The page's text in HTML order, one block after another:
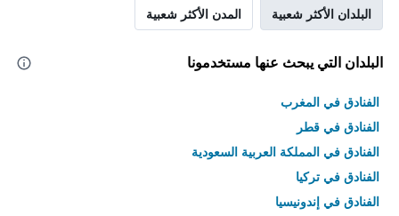
البلدان الأكثر شعبية المدن الأكثر شعبية
البلدان التي يبحث عنها مستخدمونا
الفنادق في المغرب
الفنادق في قطر
الفنادق في المملكة العربية السعودية
الفنادق في تركيا
الفنادق في إندونيسيا